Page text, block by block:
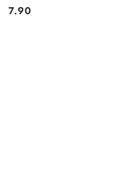
Cena:
7.90